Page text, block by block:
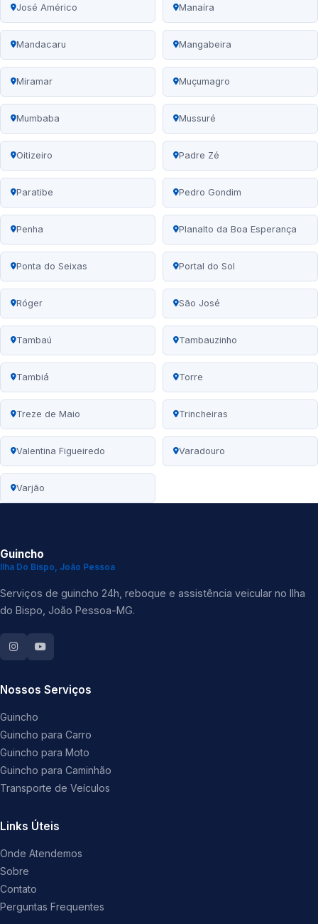
José Américo Manaíra
Mandacaru Mangabeira
Miramar Muçumagro
Mumbaba Mussuré
Oitizeiro Padre Zé
Paratibe Pedro Gondim
Penha Planalto da Boa Esperança
Ponta do Seixas Portal do Sol
Róger São José
Tambaú Tambauzinho
Tambiá Torre
Treze de Maio Trincheiras
Valentina Figueiredo Varadouro
Varjão
Guincho
Ilha Do Bispo, João Pessoa
Serviços de guincho 24h, reboque e assistência veicular no Ilha
do Bispo, João Pessoa-MG.
Nossos Serviços
Guincho
Guincho para Carro
Guincho para Moto
Guincho para Caminhão
Transporte de Veículos
Links Úteis
Onde Atendemos
Sobre
Contato
Perguntas Frequentes